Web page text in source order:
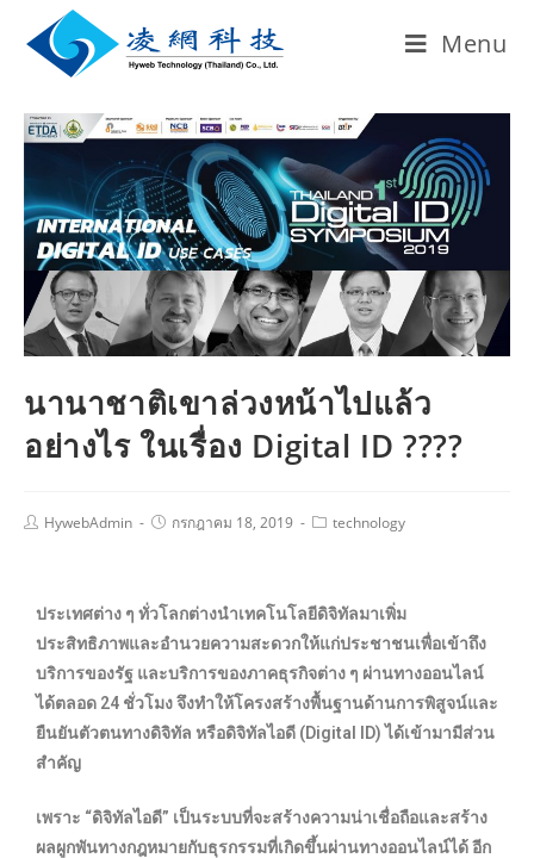
Menu
นานาชาติเขาล่วงหน้าไปแล้ว
อย่างไร ในเรื่อง Digital ID ????
HywebAdmin กรกฎาคม 18, 2019 technology
ประเทศต่าง ๆ ทั่วโลกต่างนำเทคโนโลยีดิจิทัลมาเพิ่ม
ประสิทธิภาพและอำนวยความสะดวกให้แก่ประชาชนเพื่อเข้าถึง
บริการของรัฐ และบริการของภาคธุรกิจต่าง ๆ ผ่านทางออนไลน์
ได้ตลอด 24 ชั่วโมง จึงทำให้โครงสร้างพื้นฐานด้านการพิสูจน์และ
ยืนยันตัวตนทางดิจิทัล หรือดิจิทัลไอดี (Digital ID) ได้เข้ามามีส่วน
สำคัญ
เพราะ “ดิจิทัลไอดี” เป็นระบบที่จะสร้างความน่าเชื่อถือและสร้าง
ผลผูกพันทางกฎหมายกับธุรกรรมที่เกิดขึ้นผ่านทางออนไลน์ได้ อีก